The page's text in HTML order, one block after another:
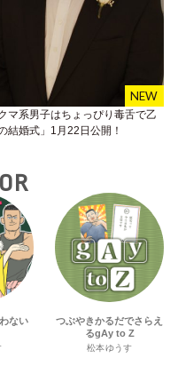
マ系男子はちょっぴり毒舌で乙
結婚式」1月22日公開！
ない
つぶやきかるだでさらえ
るgAy to Z
松本ゆうす